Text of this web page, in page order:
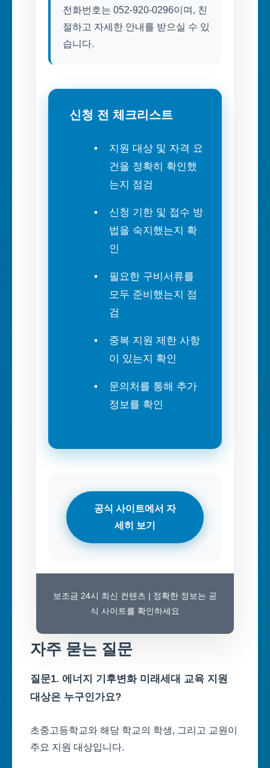
전화번호는 052-920-0296이며, 친
절하고 자세한 안내를 받으실 수 있
습니다.
신청 전 체크리스트
지원 대상 및 자격 요
건을 정확히 확인했
는지 점검
신청 기한 및 접수 방
법을 숙지했는지 확
인
필요한 구비서류를
모두 준비했는지 점
검
중복 지원 제한 사항
이 있는지 확인
문의처를 통해 추가
정보를 확인
공식 사이트에서 자
세히 보기
보조금 24시 최신 컨텐츠 | 정확한 정보는 공
식 사이트를 확인하세요
자주 묻는 질문
질문1. 에너지 기후변화 미래세대 교육 지원
대상은 누구인가요?
초중고등학교와 해당 학교의 학생, 그리고 교원이
주요 지원 대상입니다.